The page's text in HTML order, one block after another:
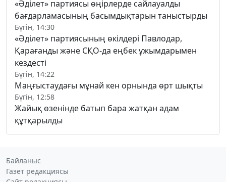
«Әділет» партиясы өңірлерде сайлауалды
бағдарламасының басымдықтарын таныстырды
Бүгін, 14:30
«Әділет» партиясының өкілдері Павлодар,
Қарағанды және СҚО-да еңбек ұжымдарымен
кездесті
Бүгін, 14:22
Маңғыстаудағы мұнай кен орнында өрт шықты
Бүгін, 12:58
Жайық өзенінде батып бара жатқан адам
құтқарылды
Байланыс
Газет редакциясы